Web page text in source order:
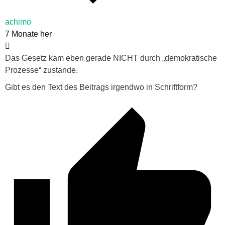
achimo
7 Monate her
Das Gesetz kam eben gerade NICHT durch „demokratische
Prozesse“ zustande.
Gibt es den Text des Beitrags irgendwo in Schriftform?